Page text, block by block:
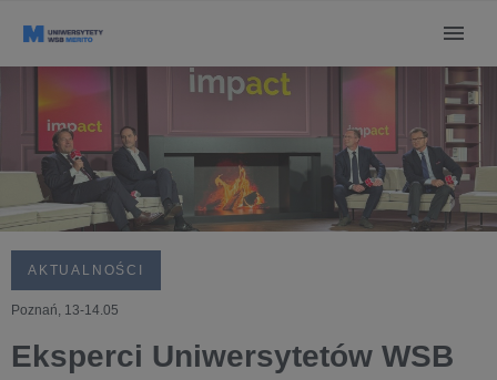
AKTUALNOŚCI
Poznań, 13-14.05
Eksperci Uniwersytetów WSB